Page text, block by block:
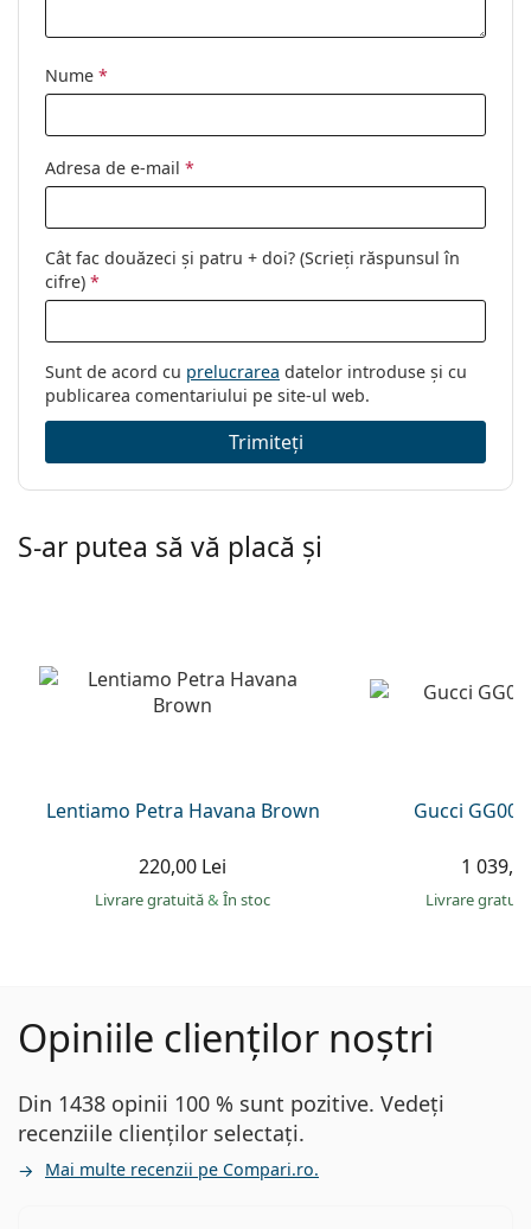
Nume *
Adresa de e-mail *
Cât fac douăzeci și patru + doi? (Scrieți răspunsul în
cifre) *
Sunt de acord cu prelucrarea datelor introduse și cu
publicarea comentariului pe site-ul web.
Trimiteți
S-ar putea să vă placă și
Lentiamo Petra Havana Brown
220,00 Lei
Livrare gratuită& În stoc
Gucci
1
Livrare
Opiniile clienților noștri
Din 1438 opinii 100 % sunt pozitive. Vedeți
recenziile clienților selectați.
Mai multe recenzii pe Compari.ro.